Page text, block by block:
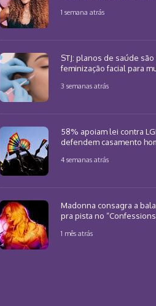
1 semana atrás
STJ: planos de saúde
feminização facial para
3 semanas atrás
58% apoiam lei contra
defendem casamento
4 semanas atrás
Madonna consagra a
pra pista no “Confessions
1 mês atrás